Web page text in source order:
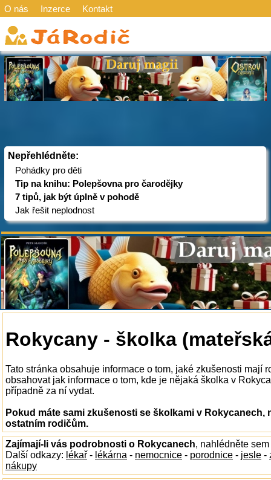
O nás Inzerce Kontakt
Nepřehlédněte:
Pohádky pro děti
Tip na knihu: Polepšovna pro čarodějky
7 tipů, jak být úplně v pohodě
Jak řešit neplodnost
Rokycany - školka
Tato stránka obsahuje informace o tom, jaké zkušenosti mají
obsahovat jak informace o tom, kde je nějaká školka v
případně za ní vydat.
Pokud máte sami zkušenosti se školkami v Rokycanech,
ostatním rodičům.
Zajímají-li vás podrobnosti o Rokycanech, nahlédněte
Další odkazy: lékař - lékárna - nemocnice - porodnice - jesle -
nákupy